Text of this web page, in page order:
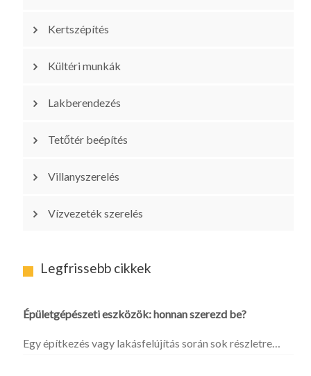
Kertszépítés
Kültéri munkák
Lakberendezés
Tetőtér beépítés
Villanyszerelés
Vízvezeték szerelés
Legfrissebb cikkek
Épületgépészeti eszközök: honnan szerezd be?
Egy építkezés vagy lakásfelújítás során sok részletre…